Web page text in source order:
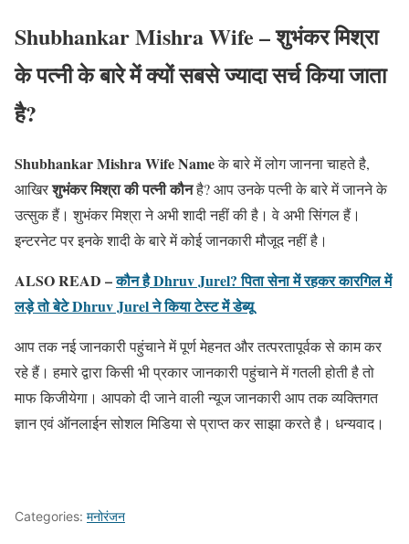
Shubhankar Mishra Wife – शुभंकर मिश्रा
के पत्नी के बारे में क्यों सबसे ज्यादा सर्च किया जाता
है?
Shubhankar Mishra Wife Nameके बारे में लोग जानना चाहते है,
आखिरशुभंकर मिश्रा की पत्नी कौनहै? आप उनके पत्नी के बारे में जानने के
उत्सुक हैं। शुभंकर मिश्रा ने अभी शादी नहीं की है। वे अभी सिंगल हैं।
इन्टरनेट पर इनके शादी के बारे में कोई जानकारी मौजूद नहीं है।
ALSO READ –कौन है Dhruv Jurel? पिता सेना में रहकर कारगिल में
लड़े तो बेटे Dhruv Jurel ने किया टेस्ट में डेब्यू
आप तक नई जानकारी पहुंचाने में पूर्ण मेहनत और तत्परतापूर्वक से काम कर
रहे हैं। हमारे द्वारा किसी भी प्रकार जानकारी पहुंचाने में गतली होती है तो
माफ किजीयेगा। आपको दी जाने वाली न्यूज जानकारी आप तक व्यक्तिगत
ज्ञान एवं ऑनलाईन सोशल मिडिया से प्राप्त कर साझा करते है। धन्यवाद।
Categories: मनोरंजन